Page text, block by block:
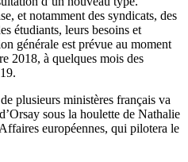
et notamment des syndicats, des
étudiants, leurs besoins et
générale est prévue au moment
2018, à quelques mois des
plusieurs ministères français va
sous la houlette de Nathalie
européennes, qui pilotera le